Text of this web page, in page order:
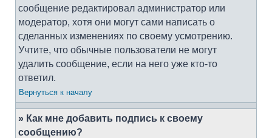
сообщение редактировал администратор или
модератор, хотя они могут сами написать о
сделанных изменениях по своему усмотрению.
Учтите, что обычные пользователи не могут
удалить сообщение, если на него уже кто-то
ответил.
Вернуться к началу
» Как мне добавить подпись к своему
сообщению?